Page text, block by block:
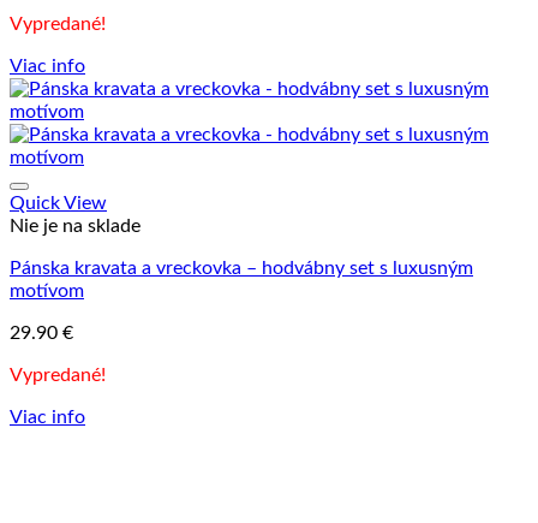
Vypredané!
Viac info
Quick View
Nie je na sklade
Pánska kravata a vreckovka – hodvábny set s luxusným
motívom
29.90 €
Vypredané!
Viac info